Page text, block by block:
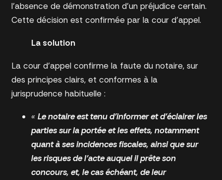
l’absence de démonstration d’un préjudice certain.
Cette décision est confirmée par la cour d’appel.
La solution
La cour d’appel confirme la faute du notaire, sur
des principes clairs, et conformes à la
jurisprudence habituelle :
«Le notaire est tenu d’informer et d’éclairer les
parties sur la portée et les effets, notamment
quant à ses incidences fiscales, ainsi que sur
les risques de l’acte auquel il prête son
concours, et, le cas échéant, de leur